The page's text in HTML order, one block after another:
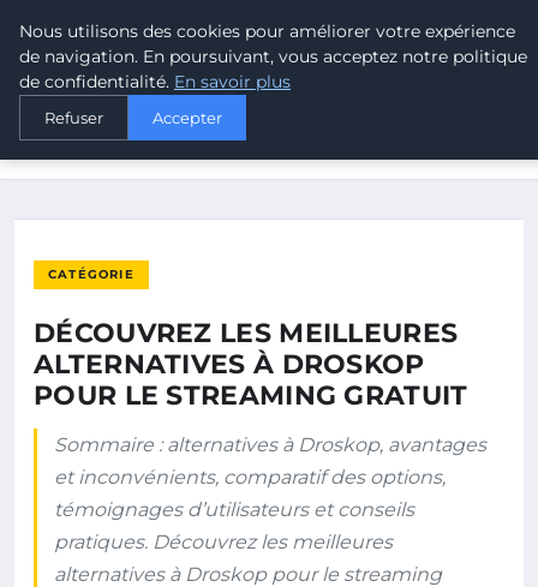
MALTA CLIMATE
ACCUEIL
DÉCOUVREZ LES MEILLEURES ALTERNATIVES À DROSKOP POUR
CATÉGORIE
DÉCOUVREZ LES MEILLEURES
ALTERNATIVES À DROSKOP
POUR LE STREAMING GRATUIT
Sommaire : alternatives à Droskop, avantages
et inconvénients, comparatif des options,
témoignages d’utilisateurs et conseils
pratiques. Découvrez les meilleures
alternatives à Droskop pour le streaming
Nous utilisons des cookies pour améliorer votre expérience
de navigation. En poursuivant, vous acceptez notre politique
de confidentialité. En savoir plus
Refuser Accepter